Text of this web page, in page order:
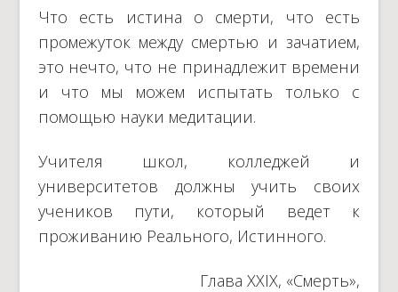
Что есть истина о смерти, что есть
промежуток между смертью и зачатием,
это нечто, что не принадлежит времени
и что мы можем испытать только с
помощью науки медитации.
Учителя школ, колледжей и
университетов должны учить своих
учеников пути, который ведет к
проживанию Реального, Истинного.
Глава XXIX, «Смерть»,